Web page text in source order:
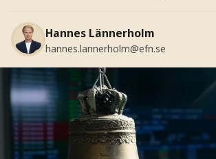
Hannes Lännerholm
hannes.lannerholm@efn.se